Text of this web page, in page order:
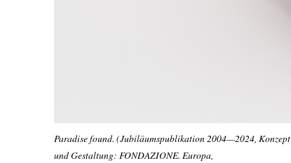
Paradise found. (Jubiläumspublikation 2004—2024, Konzept
und Gestaltung: FONDAZIONE. Europa,